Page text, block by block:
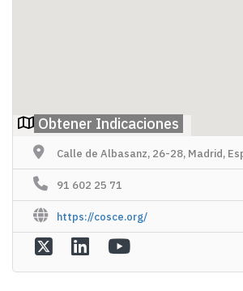
Obtener Indicaciones
Calle de Albasanz, 26-28, Madrid,
91 602 25 71
https://cosce.org/